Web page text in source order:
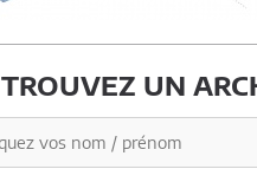
TROUVEZ UN